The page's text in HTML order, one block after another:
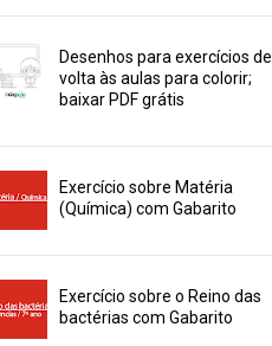
Desenhos para exercícios de
volta às aulas para colorir;
baixar PDF grátis
Exercício sobre Matéria
(Química) com Gabarito
Exercício sobre o Reino das
bactérias com Gabarito